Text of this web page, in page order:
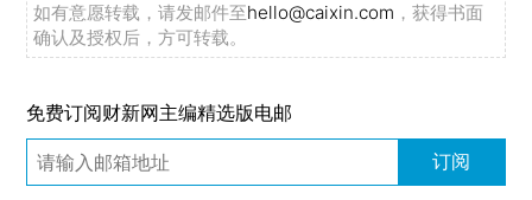
如有意愿转载，请发邮件至hello@caixin.com ，获得书面
确认及授权后，方可转载。
免费订阅财新网主编精选版电邮
订阅